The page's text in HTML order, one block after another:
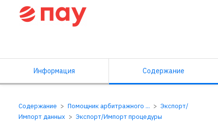
Информация Содержание
Содержание Помощник арбитражного ...
Экспорт/
Импорт данных
Экспорт/Импорт процедуры